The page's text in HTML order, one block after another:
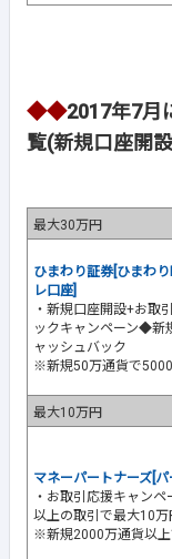
◆◆2017年7月
覧(新規口座開
最大30万円
ひまわり証券[ひまわ
レ口座]
・新規口座開設+お取
ックキャンペーン◆新
ャッシュバック
※新規50万通貨で
最大10万円
マネーパートナーズ[パ
・お取引応援キャン
以上の取引で最大10
※新規2000万通貨以